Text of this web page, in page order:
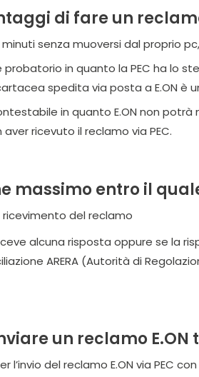
di fare un
senza muoversi dal proprio
probatorio in quanto la PEC ha lo
spedita via posta a E.ON
in quanto E.ON non
ricevuto il reclamo via PEC.
massimo entro il
del reclamo
riceve alcuna risposta oppure se
ARERA (Autorità di
un reclamo E.ON
l’invio del reclamo E.ON via PEC